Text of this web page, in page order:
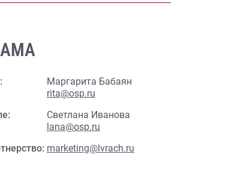
Маргарита Бабаян
rita@osp.ru
Светлана Иванова
lana@osp.ru
marketing@lvrach.ru